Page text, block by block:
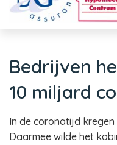
Bedrijven
10 miljard
In de coronatijd
Daarmee wilde het